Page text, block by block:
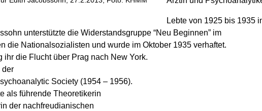
Lebte von 1925 bis 1935
unterstützte die Widerstandsgruppe “Neu Beginnen” im
die Nationalsozialisten und wurde im Oktober 1935 verhaftet.
ihr die Flucht über Prag nach New York.
der
Society (1954 – 1956).
als führende Theoretikerin
der nachfreudianischen